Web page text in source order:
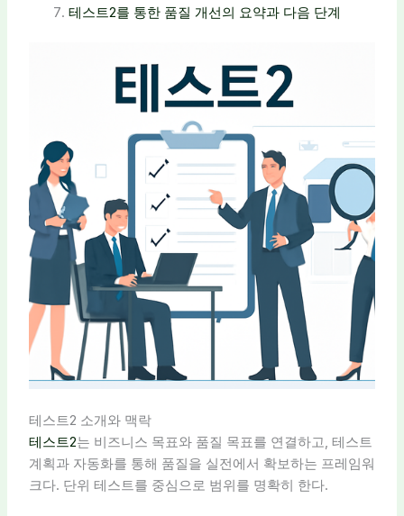
테스트2를 통한 품질 개선의 요약과 다음 단계
테스트2 소개와 맥락
테스트2는 비즈니스 목표와 품질 목표를 연결하고, 테스트
계획과 자동화를 통해 품질을 실전에서 확보하는 프레임워
크다. 단위 테스트를 중심으로 범위를 명확히 한다.